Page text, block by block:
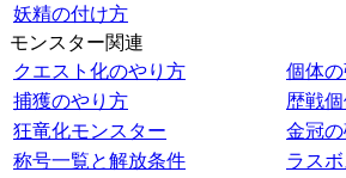
妖精の付け方
モンスター関連
クエスト化のやり方
個体
捕獲のやり方
歴戦
狂竜化モンスター
金冠
称号一覧と解放条件
ラス